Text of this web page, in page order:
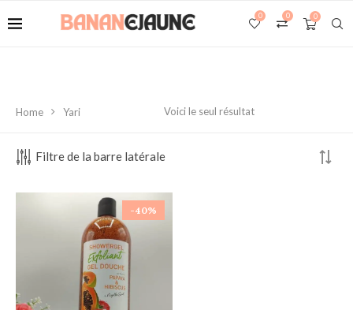
0
0
0
Home Yari Voici le seul résultat
Filtre de la barre latérale
-40%